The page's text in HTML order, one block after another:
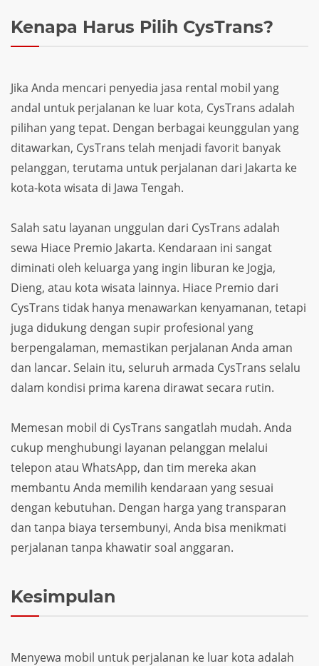
Kenapa Harus Pilih CysTrans?
Jika Anda mencari penyedia jasa rental mobil yang
andal untuk perjalanan ke luar kota, CysTrans adalah
pilihan yang tepat. Dengan berbagai keunggulan yang
ditawarkan, CysTrans telah menjadi favorit banyak
pelanggan, terutama untuk perjalanan dari Jakarta ke
kota-kota wisata di Jawa Tengah.
Salah satu layanan unggulan dari CysTrans adalah
sewa Hiace Premio Jakarta. Kendaraan ini sangat
diminati oleh keluarga yang ingin liburan ke Jogja,
Dieng, atau kota wisata lainnya. Hiace Premio dari
CysTrans tidak hanya menawarkan kenyamanan, tetapi
juga didukung dengan supir profesional yang
berpengalaman, memastikan perjalanan Anda aman
dan lancar. Selain itu, seluruh armada CysTrans selalu
dalam kondisi prima karena dirawat secara rutin.
Memesan mobil di CysTrans sangatlah mudah. Anda
cukup menghubungi layanan pelanggan melalui
telepon atau WhatsApp, dan tim mereka akan
membantu Anda memilih kendaraan yang sesuai
dengan kebutuhan. Dengan harga yang transparan
dan tanpa biaya tersembunyi, Anda bisa menikmati
perjalanan tanpa khawatir soal anggaran.
Kesimpulan
Menyewa mobil untuk perjalanan ke luar kota adalah